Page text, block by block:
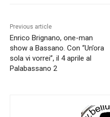
Previous article
Enrico Brignano, one-man
show a Bassano. Con “Un’ora
sola vi vorrei”, il 4 aprile al
Palabassano 2